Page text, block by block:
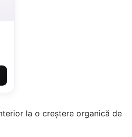
la o creștere organică de